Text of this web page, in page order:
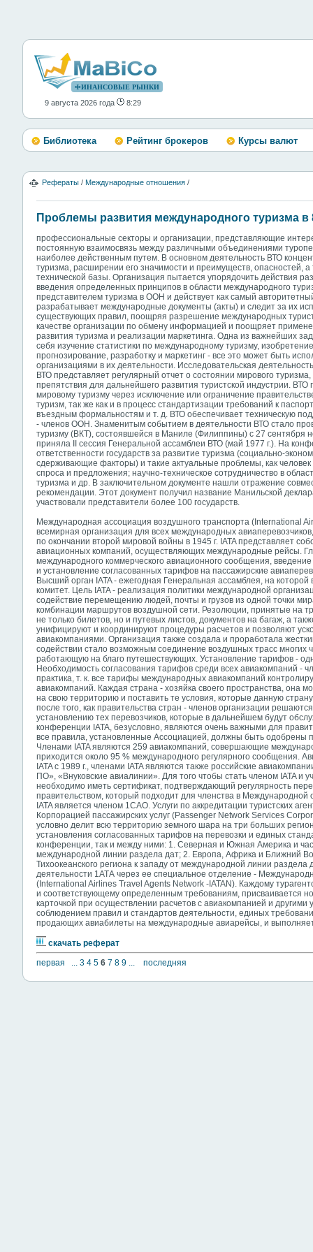
ФИНАНСОВЫЕ РЫНКИ
9 августа 2026 года 8:29
Библиотека Рейтинг брокеров Курсы валют
Рефераты / Международные отношения /
Проблемы развития международного туризма в
профессиональные секторы и организации, представляющие
постоянную взаимосвязь между различными объединениями
наиболее действенным путем. В основном деятельность ВТО
туризма, расширении его значимости и преимуществ, опасностей,
технической базы. Организация пытается упорядочить действия
введения определенных принципов в области международного
представителем туризма в ООН и действует как самый
разрабатывает международные документы (акты) и следит за их
существующих правил, поощряя разрешение международных
качестве организации по обмену информацией и поощряет
развития туризма и реализации маркетинга. Одна из важнейших
себя изучение статистики по международному туризму,
прогнозирование, разработку и маркетинг - все это может быть
организациями в их деятельности. Исследовательская
ВТО представляет регулярный отчет о состоянии мирового
препятствия для дальнейшего развития туристской индустрии.
мировому туризму через исключение или ограничение
туризм, так же как и в процесс стандартизации требований к
въездным формальностям и т. д. ВТО обеспечивает техническую
- членов ООН. Знаменитым событием в деятельности ВТО стало
туризму (ВКТ), состоявшейся в Маниле (Филиппины) с 27 сентября
приняла II сессия Генеральной ассамблеи ВТО (май 1977 г.). На
ответственности государств за развитие туризма (социально-
сдерживающие факторы) и такие актуальные проблемы, как человек
спроса и предложения; научно-техническое сотрудничество в
туризма и др. В заключительном документе нашли отражение
рекомендации. Этот документ получил название Манильской
участвовали представители более 100 государств.
Международная ассоциация воздушного транспорта (International
всемирная организация для всех международных
по окончании второй мировой войны в 1945 г. IATA представляет
авиационных компаний, осуществляющих международные рейсы.
международного коммерческого авиационного сообщения,
и установление согласованных тарифов на пассажирские
Высший орган IATA - ежегодная Генеральная ассамблея, на
комитет. Цель IATA - реализация политики международной
содействие перемещению людей, почты и грузов из одной точки
комбинации маршрутов воздушной сети. Резолюции, принятые на
не только билетов, но и путевых листов, документов на багаж, а
унифицируют и координируют процедуры расчетов и позволяют
авиакомпаниями. Организация также создала и проработала
содействии стало возможным соединение воздушных трасс многих
работающую на благо путешествующих. Установление тарифов -
Необходимость согласования тарифов среди всех авиакомпаний -
практика, т. к. все тарифы международных авиакомпаний
авиакомпаний. Каждая страна - хозяйка своего пространства, она
на свою территорию и поставить те условия, которые данную
после того, как правительства стран - членов организации
установлению тех перевозчиков, которые в дальнейшем будут
конференции IATA, безусловно, являются очень важными для
все правила, установленные Ассоциацией, должны быть одобрены
Членами IATA являются 259 авиакомпаний, совершающие
приходится около 95 % международного регулярного сообщения.
IATA с 1989 г., членами IATA являются также российские
ПО», «Внуковские авиалинии». Для того чтобы стать членом IATA и
необходимо иметь сертификат, подтверждающий регулярность
правительством, который подходит для членства в
IATA является членом 1САО. Услуги по аккредитации туристских
Корпорацией пассажирских услуг (Passenger Network Services
условно делит всю территорию земного шара на три больших
установления согласованных тарифов на перевозки и единых
конференции, так и между ними: 1. Северная и Южная Америка и
международной линии раздела дат; 2. Европа, Африка и Ближний
Тихоокеанского региона к западу от международной линии раздела
деятельности 1АТА через ее специальное отделение -
(International Airlines Travel Agents Network -IATAN). Каждому
и соответствующему определенным требованиям, присваивается
карточкой при осуществлении расчетов с авиакомпанией и другими
соблюдением правил и стандартов деятельности, единых
продающих авиабилеты на международные авиарейсы, и
скачать реферат
первая
... 3 4 5 6 7 8 9 ... последняя